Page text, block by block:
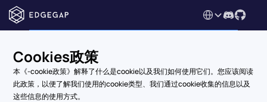
Select Language
Cookies政策
本《-cookie政策》解释了什么是cookie以及我们如何使用它们。您应该阅读
此政策，以便了解我们使用的cookie类型、我们通过cookie收集的信息以及
这些信息的使用方式。